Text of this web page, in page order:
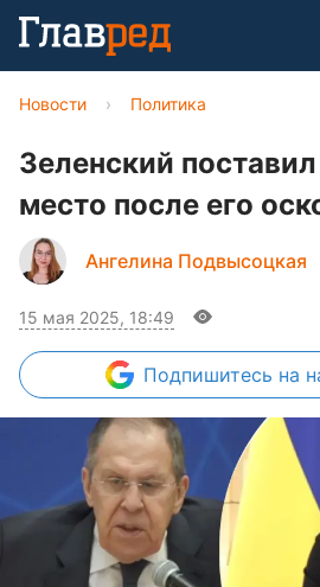
Новости › Политика
Зеленский
место после его
Ангелина Подвысоцкая
15 мая 2025, 18:49
Подпишитесь на